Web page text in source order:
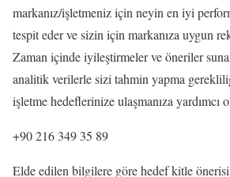
markanız/işletmeniz için neyin en iyi
tespit eder ve sizin için markanıza uygun
Zaman içinde iyileştirmeler ve öneriler
analitik verilerle sizi tahmin yapma
işletme hedeflerinize ulaşmanıza yardımcı
+90 216 349 35 89
Elde edilen bilgilere göre hedef kitle